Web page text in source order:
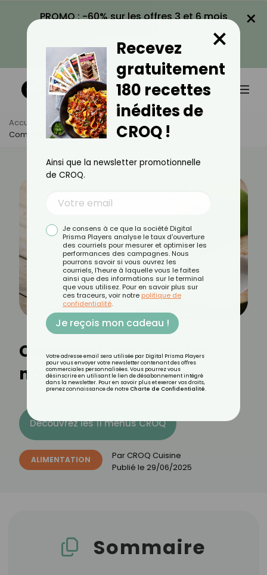
PROMO : -60% sur les offres 3 et 6 mois
VOIR LA PROMO
×
Accueil Actus
Alimentation
Comment Manger Une Noix De Coco Fraîche ?
Comment manger une
noix de coco fraîche ?
Découvrez les 11 menus CROQ
ALIMENTATION Par CROQ Cuisine
Publié le 29/06/2025
Sommaire
Recevez
gratuitement
180 recettes
inédites de
CROQ !
×
Ainsi que la newsletter promotionnelle
de CROQ.
Je consens à ce que la société Digital
Prisma Players analyse le taux d'ouverture
des courriels pour mesurer et optimiser les
performances des campagnes. Nous
pourrons savoir si vous ouvrez les
courriels, l'heure à laquelle vous le faites
ainsi que des informations sur le terminal
que vous utilisez. Pour en savoir plus sur
ces traceurs, voir notre politique de
confidentialité.
Je reçois mon cadeau !
Votre adresse email sera utilisée par Digital Prisma Players
pour vous envoyer votre newsletter contenant des offres
commerciales personnalisées. Vous pourrez vous
désinscrire en utilisant le lien de désabonnement intégré
dans la newsletter. Pour en savoir plus et exercer vos droits,
prenez connaissance de notre Charte de Confidentialité.